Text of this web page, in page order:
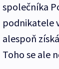
společníka
podnikatele
alespoň
Toho se ale